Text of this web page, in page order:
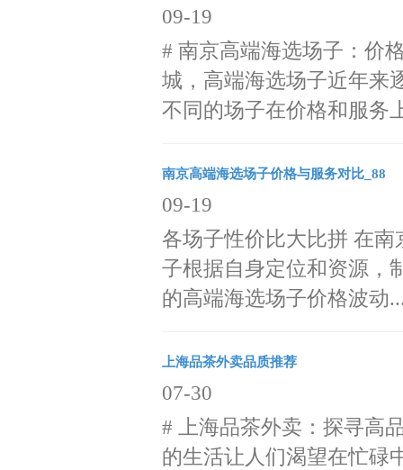
09-19
# 南京高端海选场子：价
城，高端海选场子近年来
不同的场子在价格和服务
南京高端海选场子价格与服务对比_88
09-19
各场子性价比大比拼 在
子根据自身定位和资源，
的高端海选场子价格波动
上海品茶外卖品质推荐
07-30
# 上海品茶外卖：探寻高
的生活让人们渴望在忙碌